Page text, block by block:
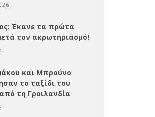
Έκανε τα πρώτα
τον ακρωτηριασμό!
και Μπρούνο
το ταξίδι του
τη Γροιλανδία